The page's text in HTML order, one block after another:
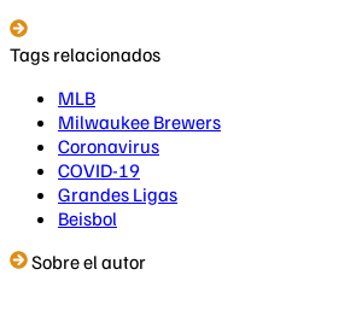
Tags relacionados
MLB
Milwaukee Brewers
Coronavirus
COVID-19
Grandes Ligas
Beisbol
Sobre el autor